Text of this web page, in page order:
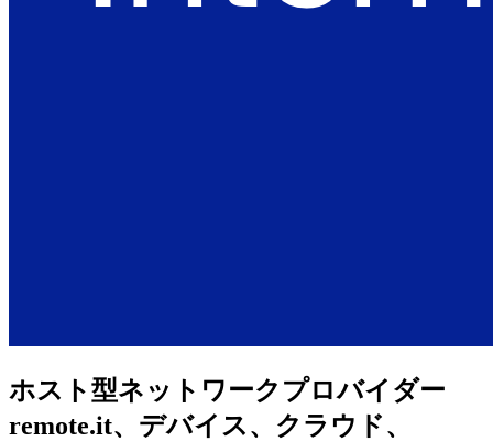
ホスト型ネットワークプロバイダー
remote.it、デバイス、クラウド、